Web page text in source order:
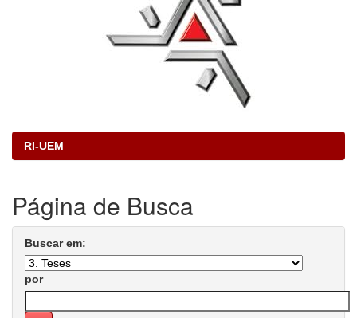
RI-UEM
Página de Busca
Buscar em:
por